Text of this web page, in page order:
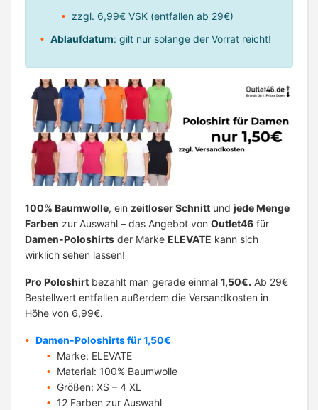
zzgl. 6,99€ VSK (entfallen ab 29€)
Ablaufdatum: gilt nur solange der Vorrat reicht!
100% Baumwolle, ein zeitloser Schnitt und jede Menge
Farben zur Auswahl – das Angebot von Outlet46 für
Damen-Poloshirts der Marke ELEVATE kann sich
wirklich sehen lassen!
Pro Poloshirt bezahlt man gerade einmal 1,50€. Ab 29€
Bestellwert entfallen außerdem die Versandkosten in
Höhe von 6,99€.
Damen-Poloshirts für 1,50€
Marke: ELEVATE
Material: 100% Baumwolle
Größen: XS – 4 XL
12 Farben zur Auswahl